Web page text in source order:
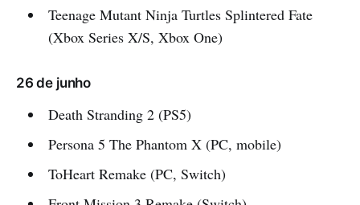
Teenage Mutant Ninja Turtles Splintered Fate
(Xbox Series X/S, Xbox One)
26 de junho
Death Stranding 2 (PS5)
Persona 5 The Phantom X (PC, mobile)
ToHeart Remake (PC, Switch)